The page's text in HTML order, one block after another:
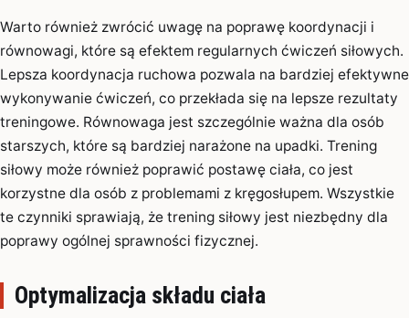
Warto również zwrócić uwagę na poprawę koordynacji i
równowagi, które są efektem regularnych ćwiczeń siłowych.
Lepsza koordynacja ruchowa pozwala na bardziej efektywne
wykonywanie ćwiczeń, co przekłada się na lepsze rezultaty
treningowe. Równowaga jest szczególnie ważna dla osób
starszych, które są bardziej narażone na upadki. Trening
siłowy może również poprawić postawę ciała, co jest
korzystne dla osób z problemami z kręgosłupem. Wszystkie
te czynniki sprawiają, że trening siłowy jest niezbędny dla
poprawy ogólnej sprawności fizycznej.
Optymalizacja składu ciała